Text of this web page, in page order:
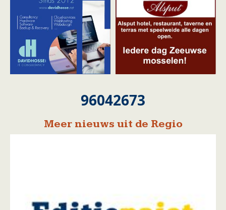
96042673
Meer nieuws uit de Regio